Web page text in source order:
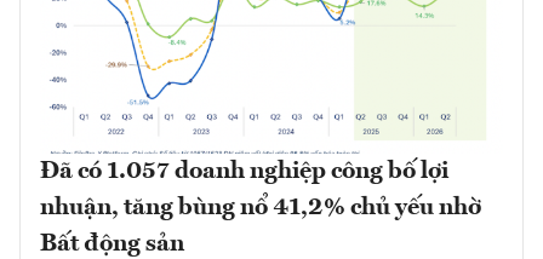
Đã có 1.057 doanh nghiệp công bố lợi
nhuận, tăng bùng nổ 41,2% chủ yếu nhờ
Bất động sản